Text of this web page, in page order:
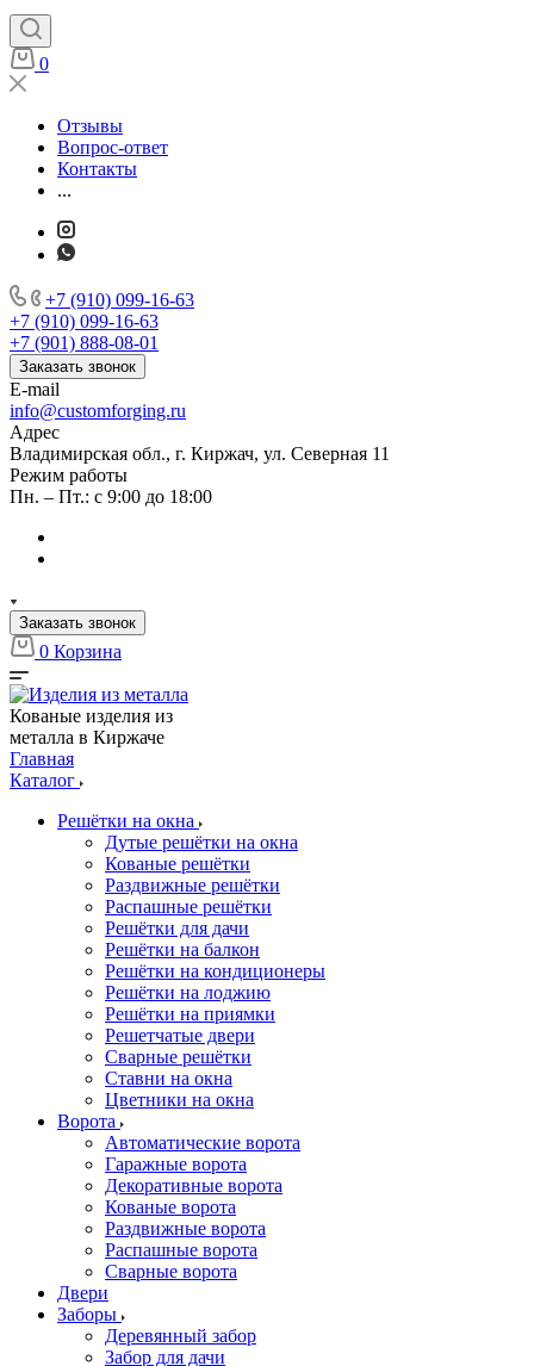
0
Отзывы
Вопрос-ответ
Контакты
...
+7 (910) 099-16-63
+7 (910) 099-16-63
+7 (901) 888-08-01
Заказать звонок
E-mail
info@customforging.ru
Адрес
Владимирская обл., г. Киржач, ул. Северная 11
Режим работы
Пн. – Пт.: с 9:00 до 18:00
Заказать звонок
0 Корзина
Кованые изделия из
металла в Киржаче
Главная
Каталог
Решётки на окна
Дутые решётки на окна
Кованые решётки
Раздвижные решётки
Распашные решётки
Решётки для дачи
Решётки на балкон
Решётки на кондиционеры
Решётки на лоджию
Решётки на приямки
Решетчатые двери
Сварные решётки
Ставни на окна
Цветники на окна
Ворота
Автоматические ворота
Гаражные ворота
Декоративные ворота
Кованые ворота
Раздвижные ворота
Распашные ворота
Сварные ворота
Двери
Заборы
Деревянный забор
Забор для дачи